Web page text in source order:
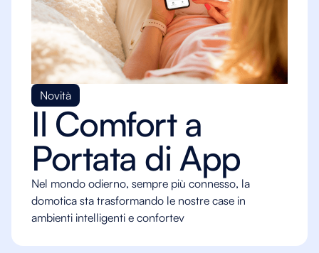
Novità
Il Comfort a
Portata di App
Nel mondo odierno, sempre più connesso, la
domotica sta trasformando le nostre case in
ambienti intelligenti e confortev